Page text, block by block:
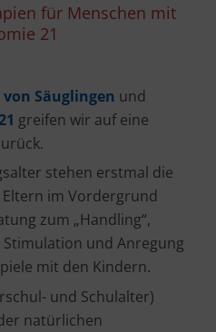
für Menschen mit
21
Säuglingen und
greifen wir auf eine
stehen erstmal die
im Vordergrund
zum „Handling“,
und Anregung
mit den Kindern.
und Schulalter)
natürlichen